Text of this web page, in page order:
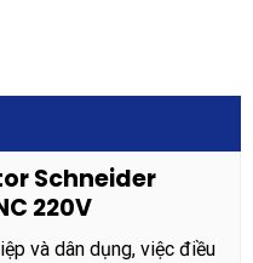
Schneider
220V
và dân dụng, việc điều